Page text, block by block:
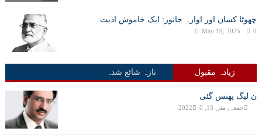
چھوٹا کسان اور اوارہ جانور: ایک خاموش اذیت
May 19, 2025 0
زیادہ مقبول تازہ شائع شدہ
ن لیگ پھنس گئی
جمعہ, مئی 13, 2022 0